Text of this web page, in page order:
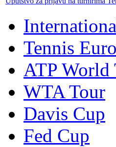
Tennis
ATP World
WTA Tour
Davis Cup
Fed Cup